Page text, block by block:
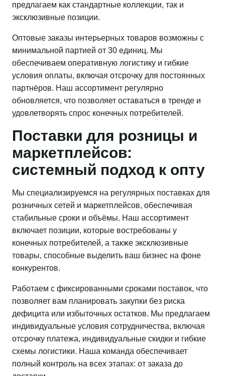
предлагаем как стандартные коллекции, так и
эксклюзивные позиции.
Оптовые заказы интерьерных товаров возможны с
минимальной партией от 30 единиц. Мы
обеспечиваем оперативную логистику и гибкие
условия оплаты, включая отсрочку для постоянных
партнёров. Наш ассортимент регулярно
обновляется, что позволяет оставаться в тренде и
удовлетворять спрос конечных потребителей.
Поставки для розницы и
маркетплейсов:
системный подход к опту
Мы специализируемся на регулярных поставках для
розничных сетей и маркетплейсов, обеспечивая
стабильные сроки и объёмы. Наш ассортимент
включает позиции, которые востребованы у
конечных потребителей, а также эксклюзивные
товары, способные выделить ваш бизнес на фоне
конкурентов.
Работаем с фиксированными сроками поставок, что
позволяет вам планировать закупки без риска
дефицита или избыточных остатков. Мы предлагаем
индивидуальные условия сотрудничества, включая
отсрочку платежа, индивидуальные скидки и гибкие
схемы логистики. Наша команда обеспечивает
полный контроль на всех этапах: от заказа до